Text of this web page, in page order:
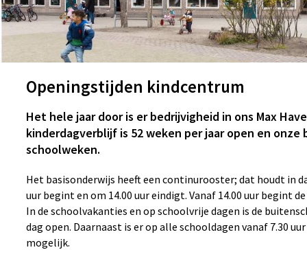
Openingstijden kindcentrum
Het hele jaar door is er bedrijvigheid in ons Max
kinderdagverblijf is 52 weken per jaar open en onze
schoolweken.
Het basisonderwijs heeft een continurooster; dat houdt in
uur begint en om 14.00 uur eindigt. Vanaf 14.00 uur begint
In de schoolvakanties en op schoolvrije dagen is de
dag open. Daarnaast is er op alle schooldagen vanaf 7.30
mogelijk.